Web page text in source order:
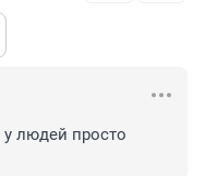
у людей просто